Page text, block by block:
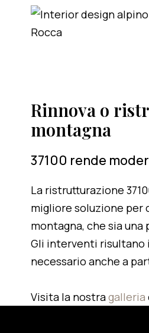
Rinnova o
montagna
37100 rende
La ristrutturazione
migliore soluzione per
montagna, che sia una
Gli interventi risultano
necessario anche a
Visita la nostragalleria